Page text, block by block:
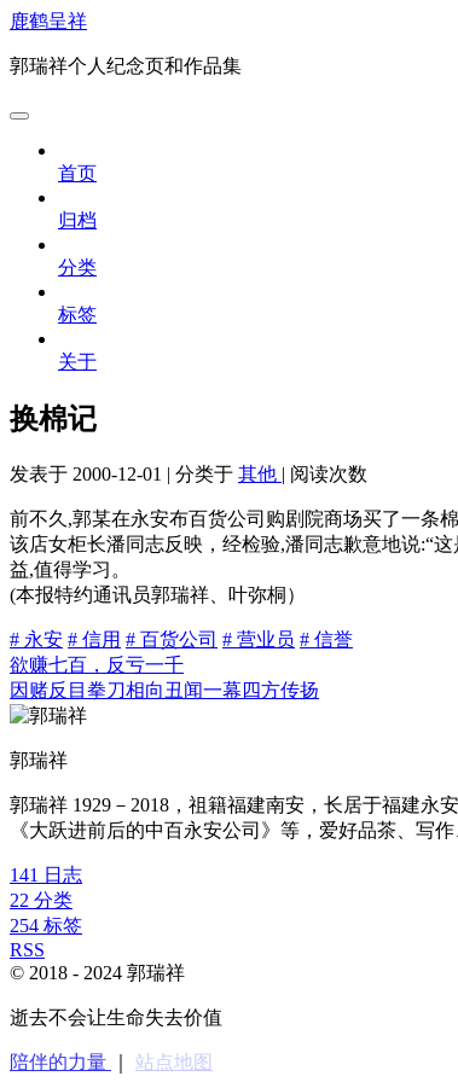
鹿鹤呈祥
郭瑞祥个人纪念页和作品集
首页
归档
分类
标签
关于
换棉记
发表于 2000-12-01 | 分类于 其他 | 阅读次数
前不久,郭某在永安布百货公司购剧院商场买了一条
该店女柜长潘同志反映，经检验,潘同志歉意地说:“
益,值得学习。
(本报特约通讯员郭瑞祥、叶弥桐）
# 永安 # 信用 # 百货公司 # 营业员 # 信誉
欲赚七百，反亏一千
因赌反目拳刀相向丑闻一幕四方传扬
郭瑞祥
郭瑞祥 1929－2018，祖籍福建南安，长居于福建永
《大跃进前后的中百永安公司》等，爱好品茶、写作
141 日志
22 分类
254 标签
RSS
© 2018 - 2024 郭瑞祥
逝去不会让生命失去价值
陪伴的力量 站点地图